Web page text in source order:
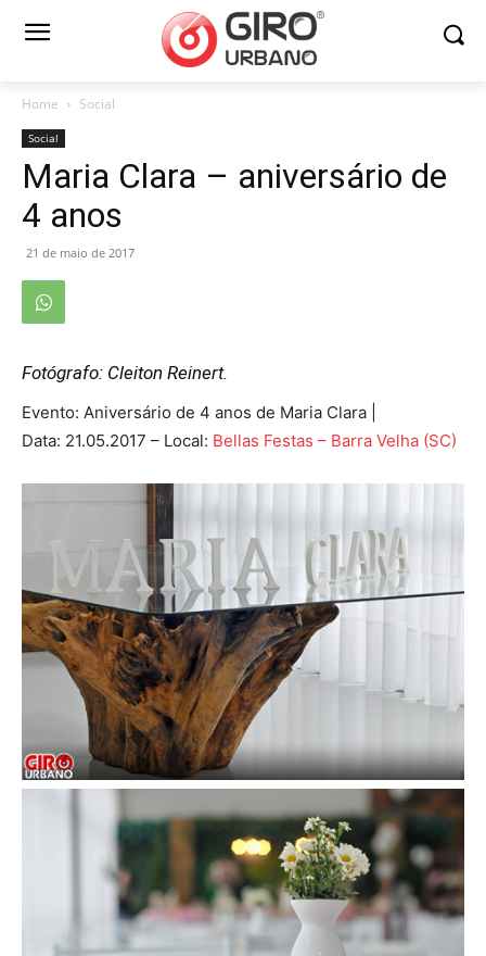
Home Social
Social
Maria Clara – aniversário de
4 anos
21 de maio de 2017
Fotógrafo: Cleiton Reinert.
Evento: Aniversário de 4 anos de Maria Clara |
Data: 21.05.2017 – Local: Bellas Festas – Barra Velha (SC)